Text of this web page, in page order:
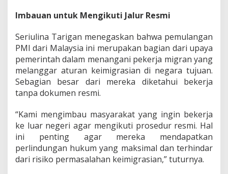
a
Imbauan untuk Mengikuti Jalur Resmi
Seriulina Tarigan menegaskan bahwa pemulangan
PMI dari Malaysia ini merupakan bagian dari upaya
pemerintah dalam menangani pekerja migran yang
melanggar aturan keimigrasian di negara tujuan.
Sebagian besar dari mereka diketahui bekerja
tanpa dokumen resmi.
“Kami mengimbau masyarakat yang ingin bekerja
ke luar negeri agar mengikuti prosedur resmi. Hal
ini penting agar mereka mendapatkan
perlindungan hukum yang maksimal dan terhindar
dari risiko permasalahan keimigrasian,” tuturnya.